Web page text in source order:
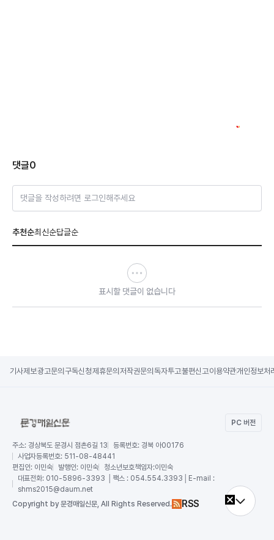
댓글0
댓글을 작성하려면 로그인해주세요
추천순최신순답글순
표시할 댓글이 없습니다
기사제보광고문의 구독신청제휴문의 저작권문의 독자투고불편신고이용약관개인정보처
PC 버전
주소: 경상북도 문경시 점촌6길 13 등록번호: 경북 아00176
사업자등록번호: 511-08-48441
편집인: 이민숙 발행인: 이민숙 청소년보호책임자:이민숙
대표전화: 010-5896-3393 │팩스 : 054.554.3393│E-mail :
shms2015@daum.net
Copyright by 문경매일신문, All Rights Reserved. RSS